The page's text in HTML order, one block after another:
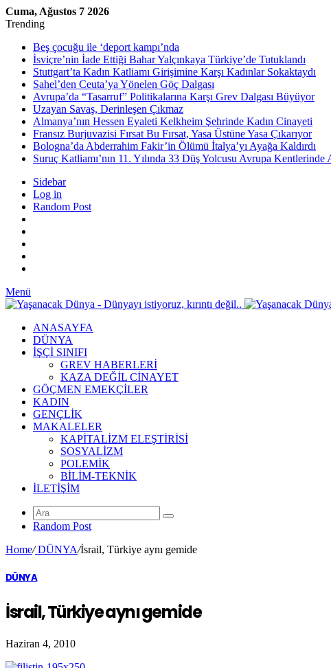
Cuma, Ağustos 7 2026
Trending
Beş çocuğu ile ‘deport kampı’nda
İsviçre’nin İade Ettiği Bahar Yalçınkaya Türkiye’de Tutuklandı
Stuttgart’ta Kadın Katliamı Girişimine Karşı Kadınlar Sokaktaydı
Sahel’den Ceuta’ya Yönelen Göç Dalgası
Avrupa’da “Tasarruf” Politikalarına Karşı Grev Dalgası Büyüyor
Uzayan Savaş, Derinleşen Çıkmaz
Almanya’nın Hessen Eyaleti Kelkheim Şehrinde Kadın Cinayeti
Fransız Burjuvazisi Fırsat Bu Fırsat, Yasa Üstüne Yasa Çıkarıyor
Bologna’da Abderrahim Fakir’in Ölümü İtalya’yı Ayağa Kaldırdı
Suruç Katliamı’nın 11. Yılında 33 Düş Yolcusu Avrupa Kentlerinde
Sidebar
Log in
Random Post
Menü
ANASAYFA
DÜNYA
İŞÇİ SINIFI
GREV HABERLERİ
KAZA DEĞİL CİNAYET
GÖÇMEN EMEKÇİLER
KADIN
GENÇLİK
MAKALELER
KAPİTALİZM ELEŞTİRİSİ
SOSYALİZM
POLEMİK
BİLİM-TEKNİK
ILETIŞIM
Random Post
Home/DÜNYA/İsrail, Türkiye aynı gemide
DÜNYA
İsrail, Türkiye aynı gemide
Haziran 4, 2010